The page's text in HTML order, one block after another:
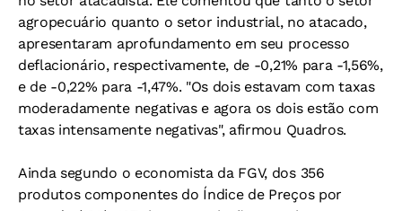
agropecuário quanto o setor industrial, no atacado,
apresentaram aprofundamento em seu processo
deflacionário, respectivamente, de -0,21% para -1,56%,
e de -0,22% para -1,47%. "Os dois estavam com taxas
moderadamente negativas e agora os dois estão com
taxas intensamente negativas", afirmou Quadros.
Ainda segundo o economista da FGV, dos 356
produtos componentes do Índice de Preços por